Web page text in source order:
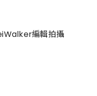
編輯拍攝